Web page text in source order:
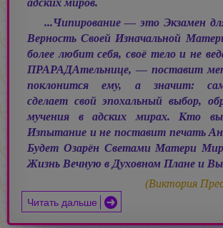
адских миров.
...Чипирование — это Экзамен
Верность Своей Изначальной
более любит себя, своё тело и не
ПРАРАДАтельнице, — поставит
поклонится ему, а значит:
сделает свой эпохальный выбор,
мучения в адских мирах. Кто
Изпытание и не поставит печать
Будет Озарён Светами Матери
Жизнь Вечную в Духовном Плане и
(Виктория
Читать дальше